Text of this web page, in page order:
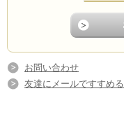
お問い合わせ
友達にメールですすめる